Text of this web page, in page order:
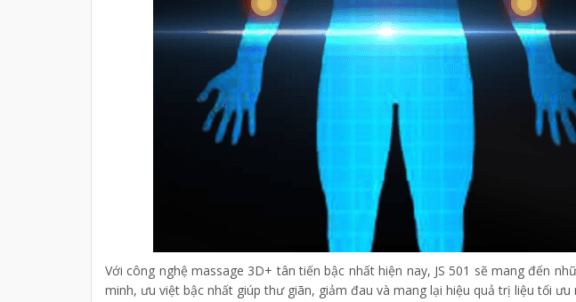
Với công nghệ massage 3D+ tân tiến bậc nhất hiện nay, JS 501 sẽ mang đến
minh, ưu việt bậc nhất giúp thư giãn, giảm đau và mang lại hiệu quả trị liệu tối ưu